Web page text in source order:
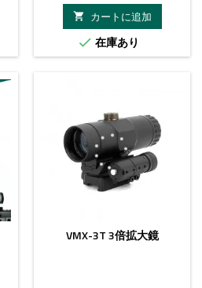
格

カートに追加
 在庫あり
VMX-3T 3倍拡大鏡